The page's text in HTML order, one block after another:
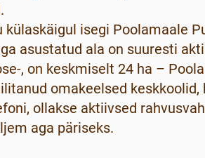
isegi Poolamaale
asustatud ala on suuresti
, on keskmiselt 24 ha –
omakeelsed
ollakse aktiivsed
aga päriseks.